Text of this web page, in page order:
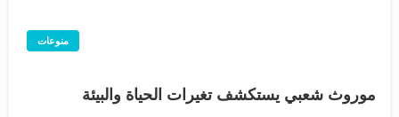
منوعات
موروث شعبي يستكشف تغيرات الحياة والبيئة